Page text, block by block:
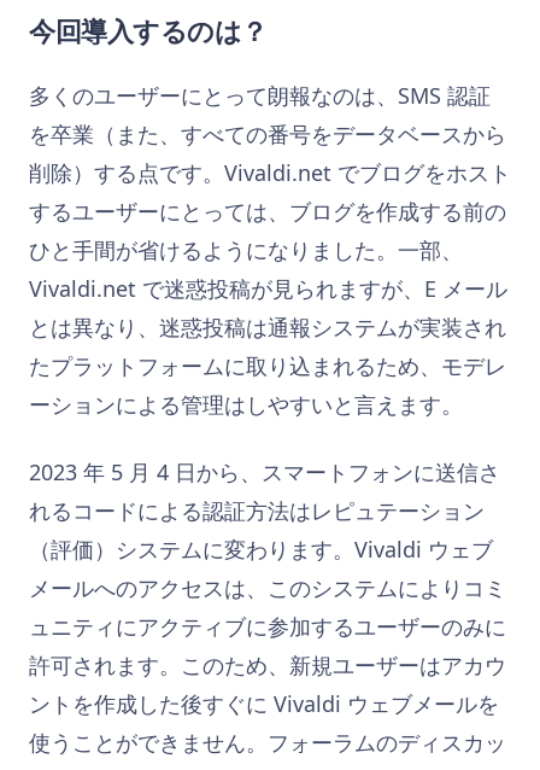
今回導入するのは？
多くのユーザーにとって朗報なのは、SMS 認証
を卒業（また、すべての番号をデータベースから
削除）する点です。Vivaldi.net でブログをホスト
するユーザーにとっては、ブログを作成する前の
ひと手間が省けるようになりました。一部、
Vivaldi.net で迷惑投稿が見られますが、E メール
とは異なり、迷惑投稿は通報システムが実装され
たプラットフォームに取り込まれるため、モデレ
ーションによる管理はしやすいと言えます。
2023 年 5 月 4 日から、スマートフォンに送信さ
れるコードによる認証方法はレピュテーション
（評価）システムに変わります。Vivaldi ウェブ
メールへのアクセスは、このシステムによりコミ
ュニティにアクティブに参加するユーザーのみに
許可されます。このため、新規ユーザーはアカウ
ントを作成した後すぐに Vivaldi ウェブメールを
使うことができません。フォーラムのディスカッ